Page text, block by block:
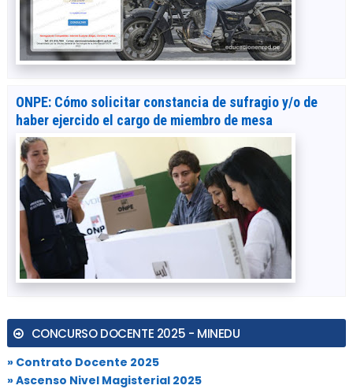
ONPE: Cómo solicitar constancia de sufragio y/o de
haber ejercido el cargo de miembro de mesa
CONCURSO DOCENTE 2025 - MINEDU
» Contrato Docente 2025
» Ascenso Nivel Magisterial 2025